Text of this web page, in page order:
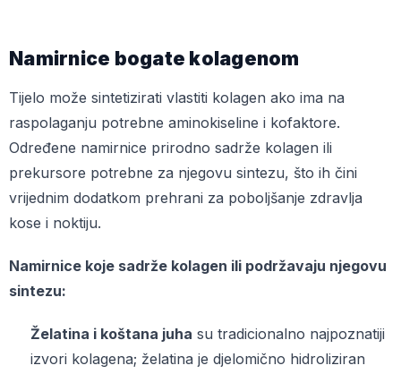
Namirnice bogate kolagenom
Tijelo može sintetizirati vlastiti kolagen ako ima na
raspolaganju potrebne aminokiseline i kofaktore.
Određene namirnice prirodno sadrže kolagen ili
prekursore potrebne za njegovu sintezu, što ih čini
vrijednim dodatkom prehrani za poboljšanje zdravlja
kose i noktiju.
Namirnice koje sadrže kolagen ili podržavaju njegovu
sintezu:
Želatina i koštana juha su tradicionalno najpoznatiji
izvori kolagena; želatina je djelomično hidroliziran